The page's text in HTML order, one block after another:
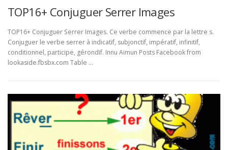
TOP16+ Conjuguer Serrer Images
TOP16+ Conjuguer Serrer Images. Ce verbe commence par la lettre s.
Conjuguer le verbe serrer à indicatif, subjonctif, impératif, infinitif,
conditionnel, participe, gérondif. Innu Aimun Posts Facebook from
lookaside.fbsbx.com Table …